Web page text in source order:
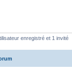
enregistré et 1 invité